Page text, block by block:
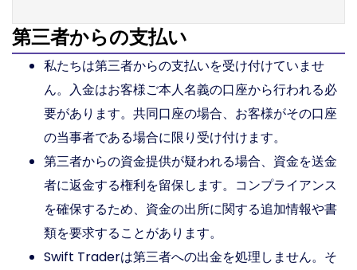
第三者からの支払い
私たちは第三者からの支払いを受け付けていませ
ん。入金はお客様ご本人名義の口座から行われる必
要があります。共同口座の場合、お客様がその口座
の当事者である場合に限り受け付けます。
第三者からの資金提供が疑われる場合、資金を送金
者に返金する権利を留保します。コンプライアンス
を確保するため、資金の出所に関する追加情報や書
類を要求することがあります。
Swift Traderは第三者への出金を処理しません。そ